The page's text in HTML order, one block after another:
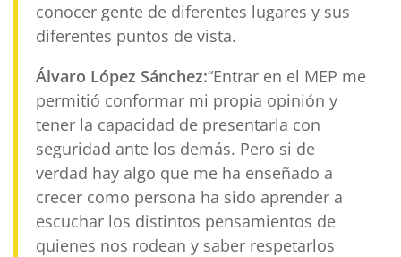
conocer gente de diferentes lugares y sus
diferentes puntos de vista.
Álvaro López Sánchez:“Entrar en el MEP me
permitió conformar mi propia opinión y
tener la capacidad de presentarla con
seguridad ante los demás. Pero si de
verdad hay algo que me ha enseñado a
crecer como persona ha sido aprender a
escuchar los distintos pensamientos de
quienes nos rodean y saber respetarlos